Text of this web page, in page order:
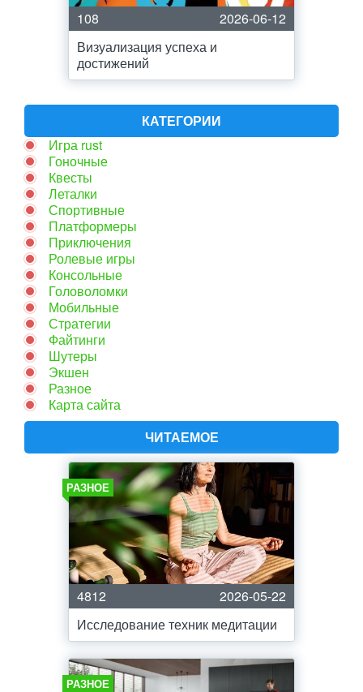
108
2026-06-12
Визуализация успеха и
достижений
КАТЕГОРИИ
Игра rust
Гоночные
Квесты
Леталки
Спортивные
Платформеры
Приключения
Ролевые игры
Консольные
Головоломки
Мобильные
Стратегии
Файтинги
Шутеры
Экшен
Разное
Карта сайта
ЧИТАЕМОЕ
РАЗНОЕ
4812
2026-05-22
Исследование техник медитации
РАЗНОЕ